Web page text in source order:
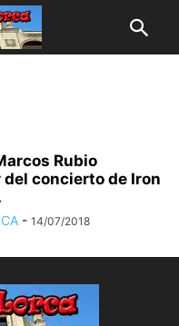
Rubio
concierto de Iron
- 14/07/2018